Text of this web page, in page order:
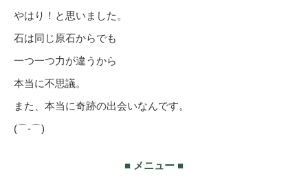
やはり！と思いました。
石は同じ原石からでも
一つ一つ力が違うから
本当に不思議。
また、本当に奇跡の出会いなんです。
(⌒‐⌒)
■ メニュー ■